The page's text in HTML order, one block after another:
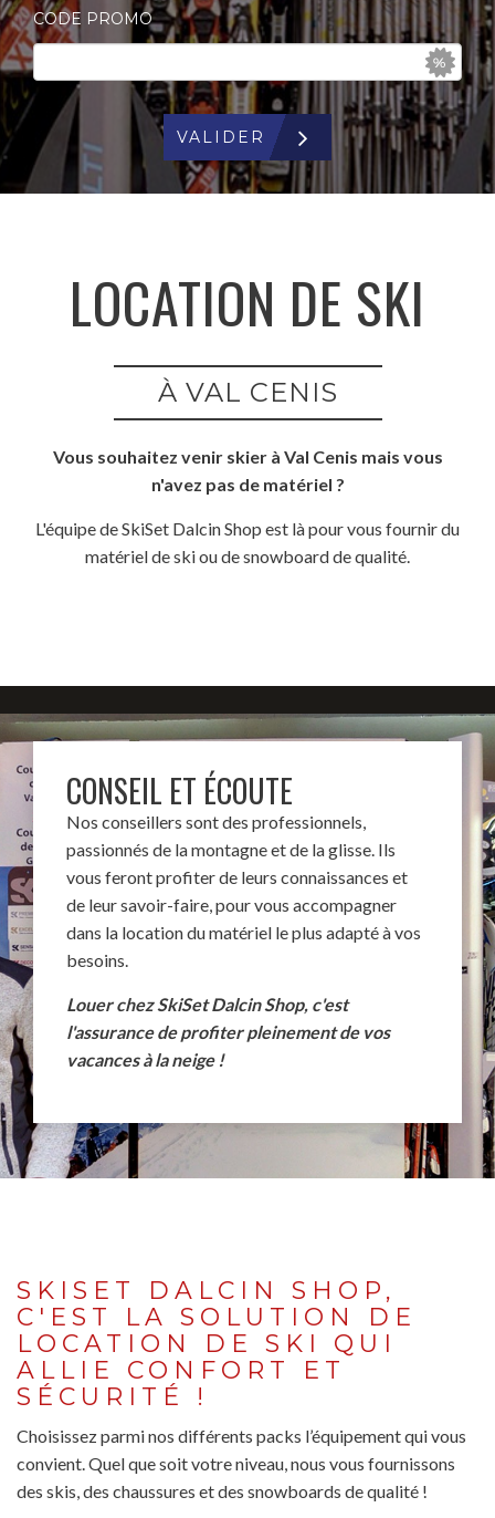
CODE PROMO
VALIDER
LOCATION DE SKI
À VAL CENIS
Vous souhaitez venir skier à Val Cenis mais vous
n'avez pas de matériel ?
L'équipe de SkiSet Dalcin Shop est là pour vous fournir du
matériel de ski ou de snowboard de qualité.
CONSEIL ET ÉCOUTE
Nos conseillers sont des professionnels,
passionnés de la montagne et de la glisse. Ils
vous feront profiter de leurs connaissances et
de leur savoir-faire, pour vous accompagner
dans la location du matériel le plus adapté à vos
besoins.
Louer chez SkiSet Dalcin Shop, c'est
l'assurance de profiter pleinement de vos
vacances à la neige !
SKISET DALCIN SHOP,
C'EST LA SOLUTION DE
LOCATION DE SKI QUI
ALLIE CONFORT ET
SÉCURITÉ !
Choisissez parmi nos différents packs l’équipement qui vous
convient. Quel que soit votre niveau, nous vous fournissons
des skis, des chaussures et des snowboards de qualité !